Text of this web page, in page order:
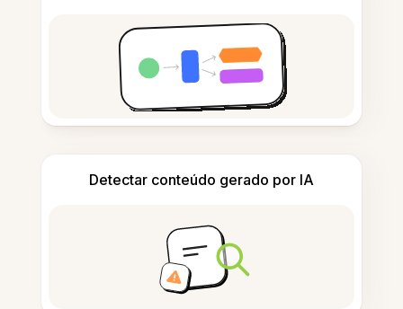
Detectar conteúdo gerado por IA